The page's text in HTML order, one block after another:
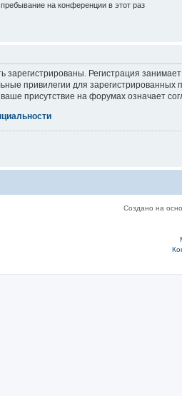
на конференции в этот раз
Регистрация
привилегии для
присутствие на форумах означает
Создано на